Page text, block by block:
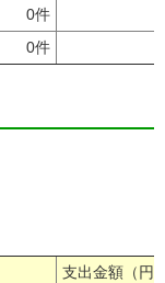
0件
0件
支出金額（円